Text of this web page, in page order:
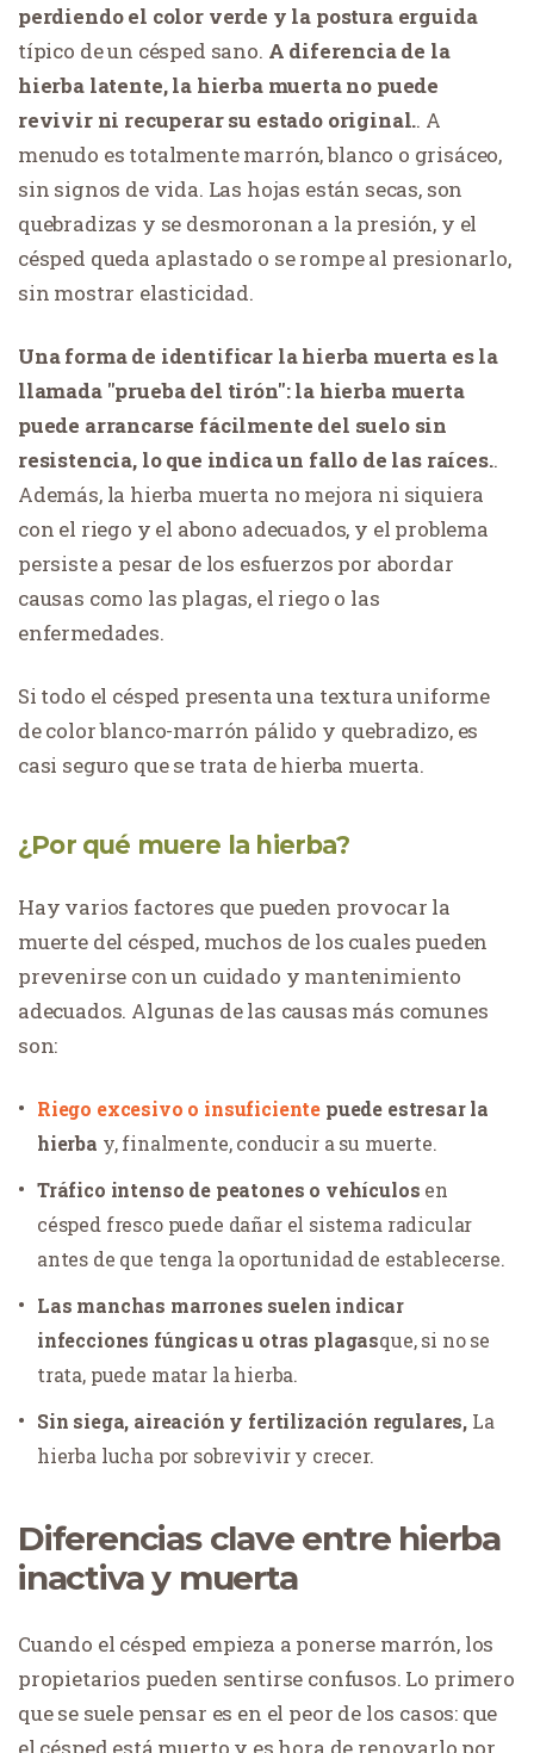
perdiendo el color verde y la postura erguida
típico de un césped sano. A diferencia de la
hierba latente, la hierba muerta no puede
revivir ni recuperar su estado original.. A
menudo es totalmente marrón, blanco o grisáceo,
sin signos de vida. Las hojas están secas, son
quebradizas y se desmoronan a la presión, y el
césped queda aplastado o se rompe al presionarlo,
sin mostrar elasticidad.
Una forma de identificar la hierba muerta es la
llamada "prueba del tirón": la hierba muerta
puede arrancarse fácilmente del suelo sin
resistencia, lo que indica un fallo de las raíces..
Además, la hierba muerta no mejora ni siquiera
con el riego y el abono adecuados, y el problema
persiste a pesar de los esfuerzos por abordar
causas como las plagas, el riego o las
enfermedades.
Si todo el césped presenta una textura uniforme
de color blanco-marrón pálido y quebradizo, es
casi seguro que se trata de hierba muerta.
¿Por qué muere la hierba?
Hay varios factores que pueden provocar la
muerte del césped, muchos de los cuales pueden
prevenirse con un cuidado y mantenimiento
adecuados. Algunas de las causas más comunes
son:
Riego excesivo o insuficiente puede estresar la
hierba y, finalmente, conducir a su muerte.
Tráfico intenso de peatones o vehículos en
césped fresco puede dañar el sistema radicular
antes de que tenga la oportunidad de establecerse.
Las manchas marrones suelen indicar
infecciones fúngicas u otras plagasque, si no se
trata, puede matar la hierba.
Sin siega, aireación y fertilización regulares, La
hierba lucha por sobrevivir y crecer.
Diferencias clave entre hierba
inactiva y muerta
Cuando el césped empieza a ponerse marrón, los
propietarios pueden sentirse confusos. Lo primero
que se suele pensar es en el peor de los casos: que
el césped está muerto y es hora de renovarlo por